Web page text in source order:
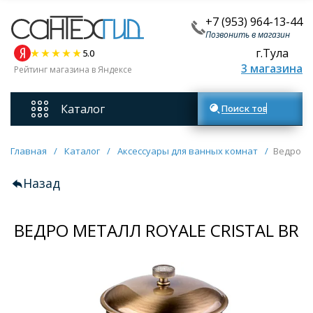
+7 (953) 964-13-44
Позвонить в магазин
5.0
Рейтинг магазина в Яндексе
г.Тула
3 магазина
Каталог
Смесители
Унитазы
Мебель для ванных комнат
Поиск товаров
Главная / Каталог / Аксессуары для ванных комнат / Ведро
Назад
ВЕДРО МЕТАЛЛ ROYALE CRISTAL BR